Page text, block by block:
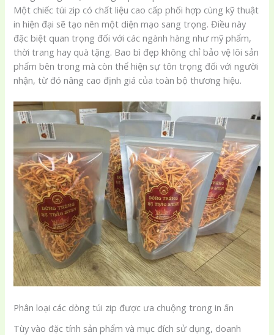
Một chiếc túi zip có chất liệu cao cấp phối hợp cùng kỹ thuật
in hiện đại sẽ tạo nên một diện mạo sang trọng. Điều này
đặc biệt quan trọng đối với các ngành hàng như mỹ phẩm,
thời trang hay quà tặng. Bao bì đẹp không chỉ bảo vệ lõi sản
phẩm bên trong mà còn thể hiện sự tôn trọng đối với người
nhận, từ đó nâng cao định giá của toàn bộ thương hiệu.
Phân loại các dòng túi zip được ưa chuộng trong in ấn
Tùy vào đặc tính sản phẩm và mục đích sử dụng, doanh